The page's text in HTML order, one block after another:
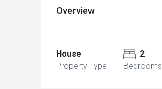
Overview
House
Property Type
2
Bedrooms